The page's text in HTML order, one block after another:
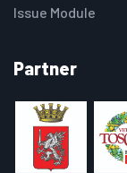
Issue Module
Partner